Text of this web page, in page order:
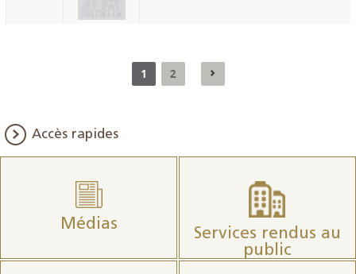
1 2
Accès rapides
Médias
Services rendus au
public